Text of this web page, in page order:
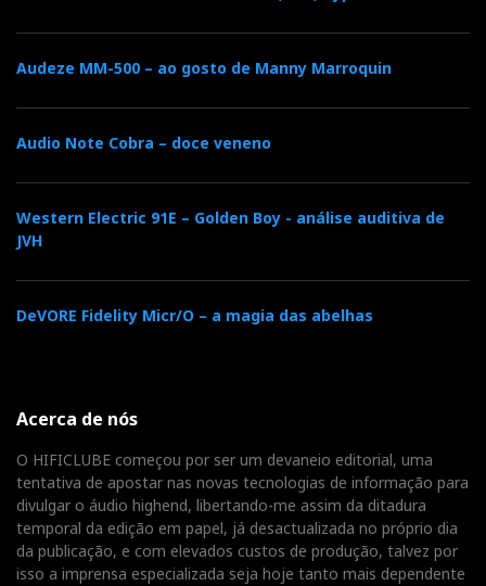
Audeze MM-500 – ao gosto de Manny Marroquin
Audio Note Cobra – doce veneno
Western Electric 91E – Golden Boy - análise auditiva de
JVH
DeVORE Fidelity Micr/O – a magia das abelhas
Acerca de nós
O HIFICLUBE começou por ser um devaneio editorial, uma
tentativa de apostar nas novas tecnologias de informação para
divulgar o áudio highend, libertando-me assim da ditadura
temporal da edição em papel, já desactualizada no próprio dia
da publicação, e com elevados custos de produção, talvez por
isso a imprensa especializada seja hoje tanto mais dependente